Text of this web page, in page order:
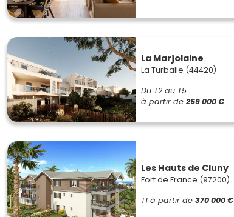
La Marjolaine
La Turballe (44420)
Du T2 au T5
à partir de 259 000 €
Les Hauts de Cluny
Fort de France (97200)
T1 à partir de 370 000 €